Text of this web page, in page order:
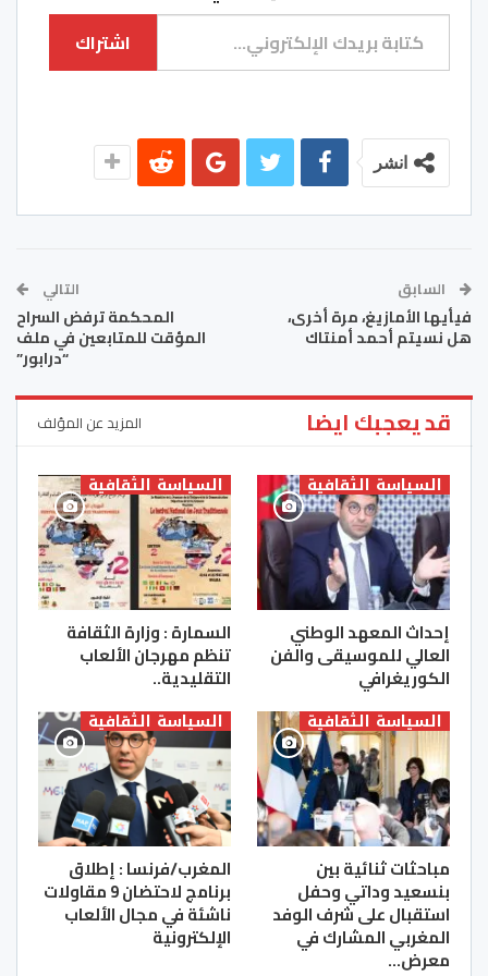
كتابة بريدك الإلكتروني...
اشتراك
انشر
السابق
فيأيها الأمازيغ، مرة أخرى،
هل نسيتم أحمد أمنتاك
التالي
المحكمة ترفض السراح
المؤقت للمتابعين في ملف
“درابور”
قد يعجبك ايضا المزيد عن المؤلف
السياسة الثقافية
إحداث المعهد الوطني
العالي للموسيقى والفن
الكوريغرافي
السياسة الثقافية
السمارة : وزارة الثقافة
تنظم مهرجان الألعاب
التقليدية..
السياسة الثقافية
مباحثات ثنائية بين
بنسعيد وداتي وحفل
استقبال على شرف الوفد
المغربي المشارك في
معرض…
السياسة الثقافية
المغرب/فرنسا : إطلاق
برنامج لاحتضان 9 مقاولات
ناشئة في مجال الألعاب
الإلكترونية